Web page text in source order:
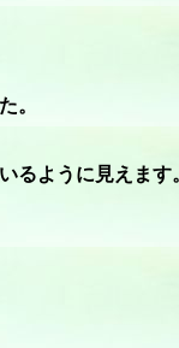
。
るように見えま